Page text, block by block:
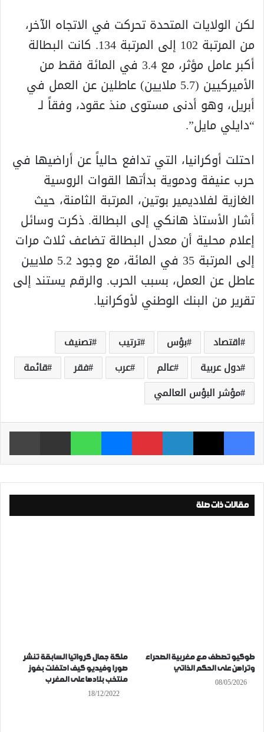
لكن الولايات المتحدة تحركت في الاتجاه الآخر،
من المرتبة 102 إلى المرتبة 134. كانت البطالة
أكبر عامل مؤثر، مع 3.4 في المائة فقط من
الأميركيين (5.7 ملايين) عاطلين عن العمل في
أبريل، وهو أدنى مستوى منذ عقود، وفقاً لـ
“دايلي مايل”.
احتلت أوكرانيا، التي تدافع حالياً عن أراضيها في
حرب عنيفة ودموية بدأتها القوات الروسية
الغازية لفلاديمير بوتين، المرتبة الثامنة، حيث
أشار الأستاذ هانكي إلى البطالة. ذكرت وسائل
إعلام محلية أن معدل البطالة تضاعف ثلاث مرات
إلى المرتبة 35 في المائة، مع وجود 5.2 ملايين
عاطل عن العمل، بسبب الحرب. والرقم يستند إلى
تقرير من البنك الوطني لأوكرانيا.
اقتصاد بؤس ترتيب
تصنيف
دول عربية
عالم عرب فقر
قائمة
مؤشر البؤس العالمي
فيسبوك ‫X لينكدإن بينتيريست ماسنجر واتساب مشاركة عبر البريد
مقالات ذات صلة
طوكيو تصطف مع مغربية الصحراء
وتراهن على الحكم الذاتي
08/05/2026
ملكة جمال كرواتيا السابقة تنشر
صورا وفيديو كيف احتفلت بفوز
منتخب بلادها على المغرب
18/12/2022